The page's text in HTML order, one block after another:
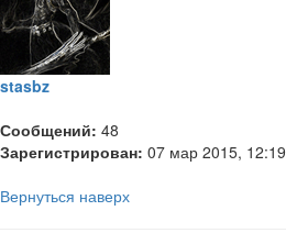
stasbz
Сообщений: 48
Зарегистрирован: 07 мар 2015, 12:19
Вернуться наверх